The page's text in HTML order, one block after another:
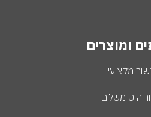
ומוצרים
מקצועי
משלים